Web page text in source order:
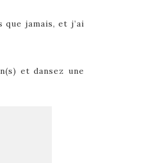
jamais, et j’ai
et dansez une